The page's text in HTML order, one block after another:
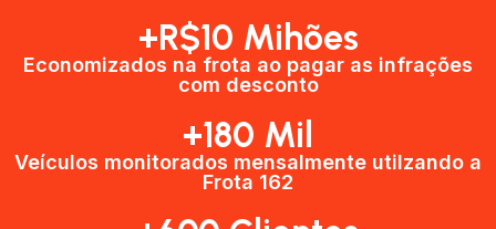
+R$10 Mihões
Economizados na frota ao pagar as infrações
com desconto
+180 Mil
Veículos monitorados mensalmente utilzando a
Frota 162